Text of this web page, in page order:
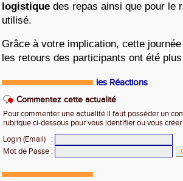
logistique des repas ainsi que pour le
utilisé.
Grâce à votre implication, cette
les retours des participants ont été
les Réactions
Commentez cette actualité
Pour commenter une actualité il faut posséder un
rubrique ci-dessous pour vous identifier ou vous
Login (Email)
:
Mot de Passe :